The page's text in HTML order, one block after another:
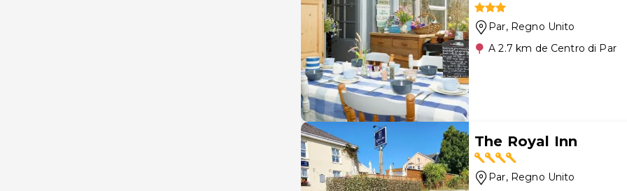
Par, Regno Unito
A 2.7 km de Centro di Par
The Royal Inn
Par, Regno Unito